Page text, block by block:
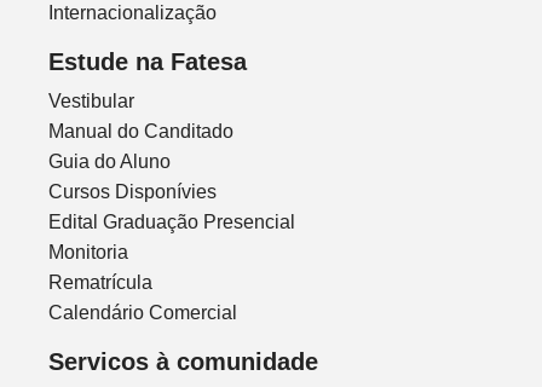
Internacionalização
Estude na Fatesa
Vestibular
Manual do Canditado
Guia do Aluno
Cursos Disponívies
Edital Graduação Presencial
Monitoria
Rematrícula
Calendário Comercial
Servicos à comunidade